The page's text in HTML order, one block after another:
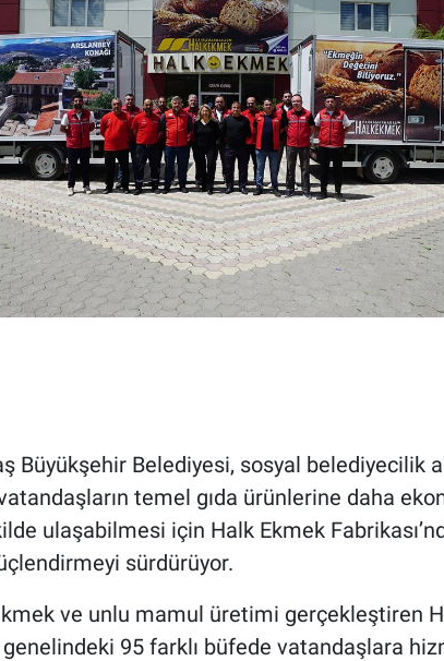
Büyükşehir Belediyesi, sosyal belediyecilik
temel gıda ürünlerine daha
ulaşabilmesi için Halk Ekmek
sürdürüyor.
ve unlu mamul üretimi gerçekleştiren
genelindeki 95 farklı büfede vatandaşlara